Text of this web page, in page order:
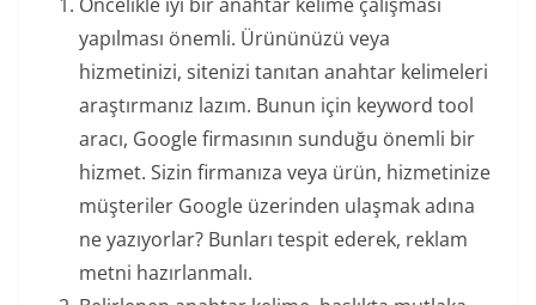
yapılması önemli. Ürününüzü veya
hizmetinizi, sitenizi tanıtan anahtar kelimeleri
araştırmanız lazım. Bunun için keyword tool
aracı, Google firmasının sunduğu önemli bir
hizmet. Sizin firmanıza veya ürün, hizmetinize
müşteriler Google üzerinden ulaşmak adına
ne yazıyorlar? Bunları tespit ederek, reklam
metni hazırlanmalı.